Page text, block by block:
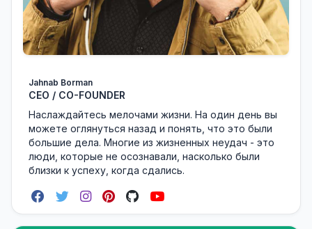
Jahnab Borman
CEO / CO-FOUNDER
Наслаждайтесь мелочами жизни. На один день вы
можете оглянуться назад и понять, что это были
большие дела. Многие из жизненных неудач - это
люди, которые не осознавали, насколько были
близки к успеху, когда сдались.